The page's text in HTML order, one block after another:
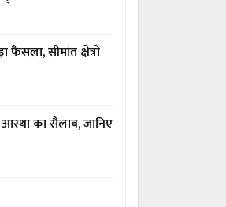
सीमांत क्षेत्रों
आस्था का सैलाब, जानिए